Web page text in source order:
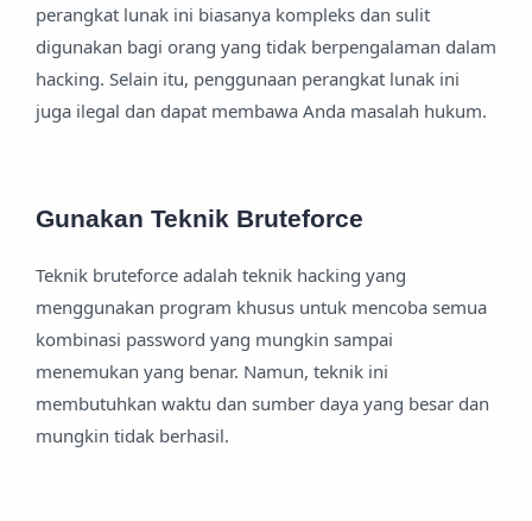
perangkat lunak ini biasanya kompleks dan sulit
digunakan bagi orang yang tidak berpengalaman dalam
hacking. Selain itu, penggunaan perangkat lunak ini
juga ilegal dan dapat membawa Anda masalah hukum.
Gunakan Teknik Bruteforce
Teknik bruteforce adalah teknik hacking yang
menggunakan program khusus untuk mencoba semua
kombinasi password yang mungkin sampai
menemukan yang benar. Namun, teknik ini
membutuhkan waktu dan sumber daya yang besar dan
mungkin tidak berhasil.